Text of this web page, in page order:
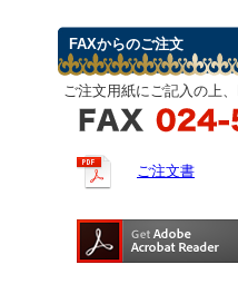
FAXからのご注文
ご注文用紙にご記入の上
ご注文書